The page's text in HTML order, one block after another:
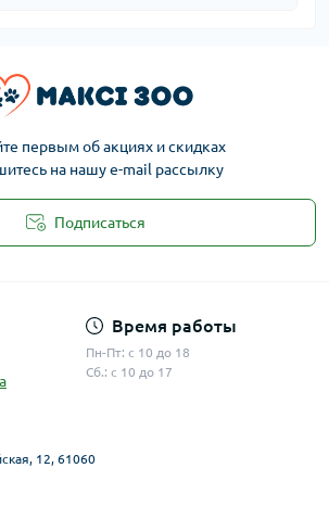
первым об акциях и скидках
на нашу e-mail рассылку
Подписаться
Время работы
Пн-Пт: с 10 до 18
Сб.: с 10 до 17
12, 61060